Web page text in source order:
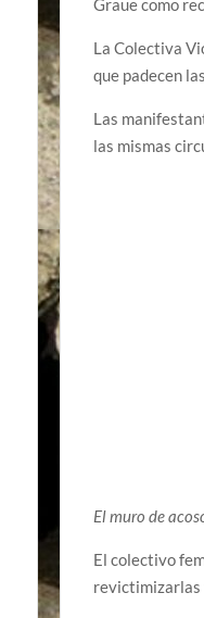
Graue como
La Colectiva
que padecen
Las
las mismas
El muro de
El colectivo
revictimizarlas